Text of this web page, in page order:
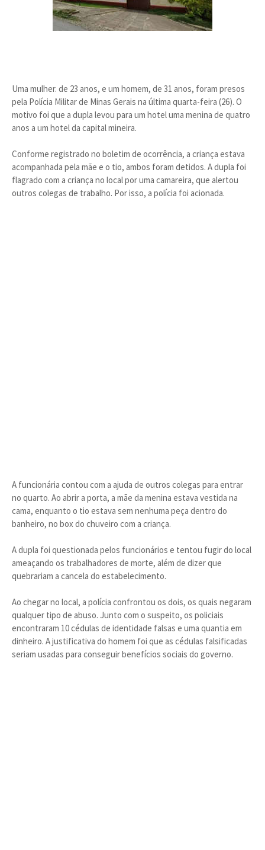
Uma mulher. de 23 anos, e um homem, de 31 anos, foram presos
pela Polícia Militar de Minas Gerais na última quarta-feira (26). O
motivo foi que a dupla levou para um hotel uma menina de quatro
anos a um hotel da capital mineira.
Conforme registrado no boletim de ocorrência, a criança estava
acompanhada pela mãe e o tio, ambos foram detidos. A dupla foi
flagrado com a criança no local por uma camareira, que alertou
outros colegas de trabalho. Por isso, a polícia foi acionada.
A funcionária contou com a ajuda de outros colegas para entrar
no quarto. Ao abrir a porta, a mãe da menina estava vestida na
cama, enquanto o tio estava sem nenhuma peça dentro do
banheiro, no box do chuveiro com a criança.
A dupla foi questionada pelos funcionários e tentou fugir do local
ameaçando os trabalhadores de morte, além de dizer que
quebrariam a cancela do estabelecimento.
Ao chegar no local, a polícia confrontou os dois, os quais negaram
qualquer tipo de abuso. Junto com o suspeito, os policiais
encontraram 10 cédulas de identidade falsas e uma quantia em
dinheiro. A justificativa do homem foi que as cédulas falsificadas
seriam usadas para conseguir benefícios sociais do governo.